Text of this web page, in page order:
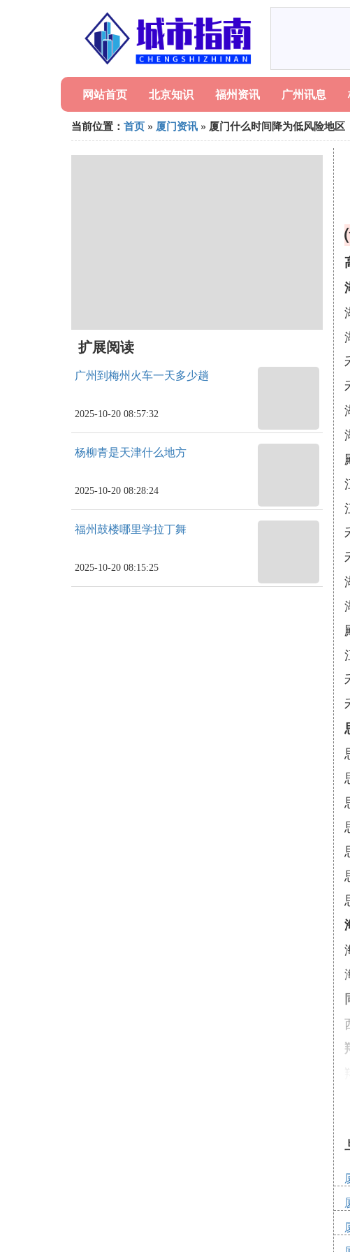
网站首页 北京知识 福州资讯 广州讯息
当前位置： 首页 » 厦门资讯 » 厦门什么时间降为低风险地区
扩展阅读
广州到梅州火车一天多少趟
2025-10-20 08:57:32
杨柳青是天津什么地方
2025-10-20 08:28:24
福州鼓楼哪里学拉丁舞
2025-10-20 08:15:25